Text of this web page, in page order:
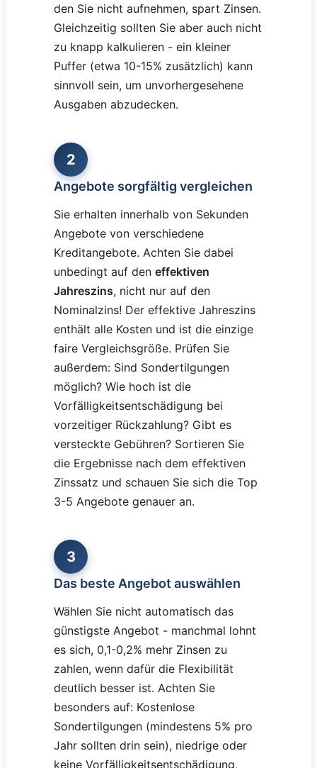
den Sie nicht aufnehmen, spart Zinsen.
Gleichzeitig sollten Sie aber auch nicht
zu knapp kalkulieren - ein kleiner
Puffer (etwa 10-15% zusätzlich) kann
sinnvoll sein, um unvorhergesehene
Ausgaben abzudecken.
2
Angebote sorgfältig vergleichen
Sie erhalten innerhalb von Sekunden
Angebote von verschiedene
Kreditangebote. Achten Sie dabei
unbedingt auf den effektiven
Jahreszins, nicht nur auf den
Nominalzins! Der effektive Jahreszins
enthält alle Kosten und ist die einzige
faire Vergleichsgröße. Prüfen Sie
außerdem: Sind Sondertilgungen
möglich? Wie hoch ist die
Vorfälligkeitsentschädigung bei
vorzeitiger Rückzahlung? Gibt es
versteckte Gebühren? Sortieren Sie
die Ergebnisse nach dem effektiven
Zinssatz und schauen Sie sich die Top
3-5 Angebote genauer an.
3
Das beste Angebot auswählen
Wählen Sie nicht automatisch das
günstigste Angebot - manchmal lohnt
es sich, 0,1-0,2% mehr Zinsen zu
zahlen, wenn dafür die Flexibilität
deutlich besser ist. Achten Sie
besonders auf: Kostenlose
Sondertilgungen (mindestens 5% pro
Jahr sollten drin sein), niedrige oder
keine Vorfälligkeitsentschädigung,